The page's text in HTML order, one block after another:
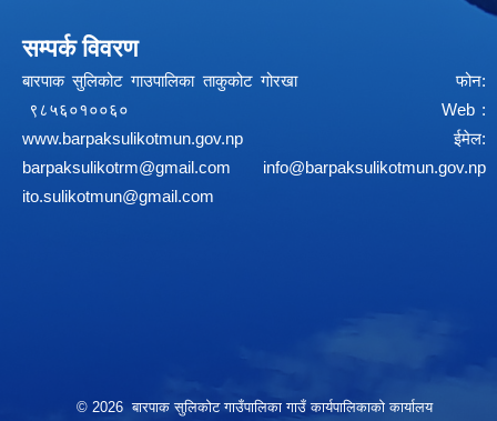
सम्पर्क विवरण
बारपाक सुलिकोट गाउपालिका ताकुकोट गोरखा फोन:
९८५६०१००६० Web :
www.barpaksulikotmun.gov.np
ईमेल:
barpaksulikotrm@gmail.com
info@barpaksulikotmun.gov.np
ito.sulikotmun@gmail.com
© 2026 बारपाक सुलिकोट गाउँपालिका गाउँ कार्यपालिकाको कार्यालय